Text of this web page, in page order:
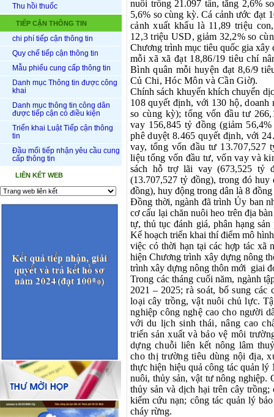
Thu hồi thuốc
TIẾP CẬN THÔNG TIN
chi phí tiếp cận thông tin
Quy chế tiếp cận thông tin
Mẫu phiếu cung cấp thông tin
Danh mục Thông tin được công
khai
Danh mục thông tin công dân
được tiếp cận có điều kiện
Triển khai Luật Tiếp cận thông
tin
Đầu mối tiếp nhận yêu cầu cung
cấp thông tin
LIÊN KẾT WEB
nuôi trồng 21.097 tấn, tăng 2,6%
5,6% so cùng kỳ.Cá cảnh ước đạt
cảnh xuất khẩu là 11,89 triệu
12,3 triệu USD, giảm 32,2% so
Chương trình mục tiêu quốc gia xây
mỗi xã xã đạt 18,86/19 tiêu chí
Bình quân mỗi huyện đạt 8,6/9
Củ Chi, Hóc Môn và Cần Giờ).
Chính sách khuyến khích chuyển
108quyết định, với 130hộ, doanh
so cùng kỳ); tổng vốn đầu tư
vay 156,845 tỷ đồng (giảm
phê duyệt8.465 quyết định, với
vay, tổng vốn đầu tư 13.707,527
liệu tổng vốn đầu tư, vốn vay và
sách hỗ trợ lãi vay (673,525 tỷ
(13.707,527 tỷ đồng), trong đó
đồng), huy động trong dân là 8
Đồng thời, ngành đã trình Ủy ban
cơ cấu lại chăn nuôi heo trên địa
tự, thủ tục đánh giá, phân hạng
Kế hoạch triển khai thí điểm mô
việc có thời hạn tại các hợp tác xã
hiện Chương trình xây dựng nông
trình xây dựng nông thôn mới giai
Trong các tháng cuối năm, ngành
2021 – 2025; rà soát, bổ sung các
loại cây trồng, vật nuôi chủ lực.
nghiệp công nghệ cao cho người
với du lịch sinh thái, nâng cao
triển sản xuất và bảo vệ môi
dựng chuỗi liên kết nông lâm
cho thị trường tiêu dùng nội địa,
thực hiện hiệu quả công tác quản
nuôi, thủy sản, vật tư nông nghiệp.
thủy sản và dịch hại trên cây trồng;
kiếm cứu nạn; công tác quản lý
cháy rừng.